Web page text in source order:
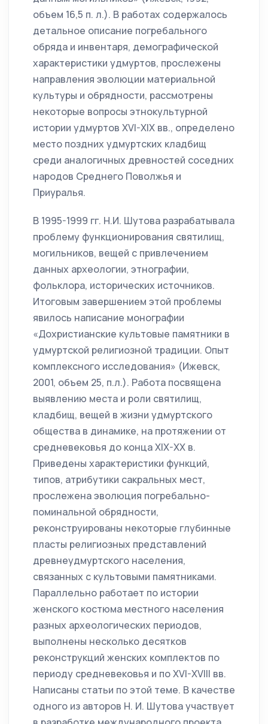
объем 16,5 п. л.). В работах содержалось
детальное описание погребального
обряда и инвентаря, демографической
характеристики удмуртов, прослежены
направления эволюции материальной
культуры и обрядности, рассмотрены
некоторые вопросы этнокультурной
истории удмуртов XVI-XIX вв., определено
место поздних удмуртских кладбищ
среди аналогичных древностей соседних
народов Среднего Поволжья и
Приуралья.
В 1995-1999 гг. Н.И. Шутова разрабатывала
проблему функционирования святилищ,
могильников, вещей с привлечением
данных археологии, этнографии,
фольклора, исторических источников.
Итоговым завершением этой проблемы
явилось написание монографии
«Дохристианские культовые памятники в
удмуртской религиозной традиции. Опыт
комплексного исследования» (Ижевск,
2001, объем 25, п.л.). Работа посвящена
выявлению места и роли святилищ,
кладбищ, вещей в жизни удмуртского
общества в динамике, на протяжении от
средневековья до конца XIX-XX в.
Приведены характеристики функций,
типов, атрибутики сакральных мест,
прослежена эволюция погребально-
поминальной обрядности,
реконструированы некоторые глубинные
пласты религиозных представлений
древнеудмуртского населения,
связанных с культовыми памятниками.
Параллельно работает по истории
женского костюма местного населения
разных археологических периодов,
выполнены несколько десятков
реконструкций женских комплектов по
периоду средневековья и по XVI-XVIII вв.
Написаны статьи по этой теме. В качестве
одного из авторов Н. И. Шутова участвует